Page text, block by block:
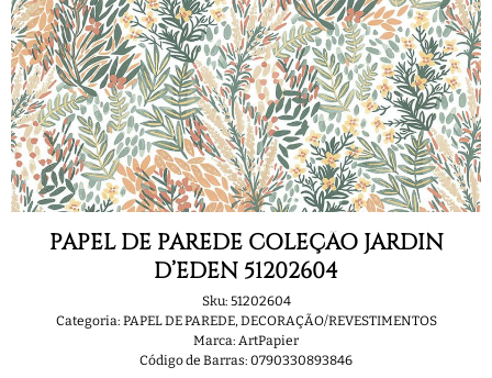
PAPEL DE PAREDE COLEÇÃO JARDIN
D’EDEN 51202604
Sku: 51202604
Categoria: PAPEL DE PAREDE,DECORAÇÃO/REVESTIMENTOS
Marca: ArtPapier
Código de Barras: 0790330893846